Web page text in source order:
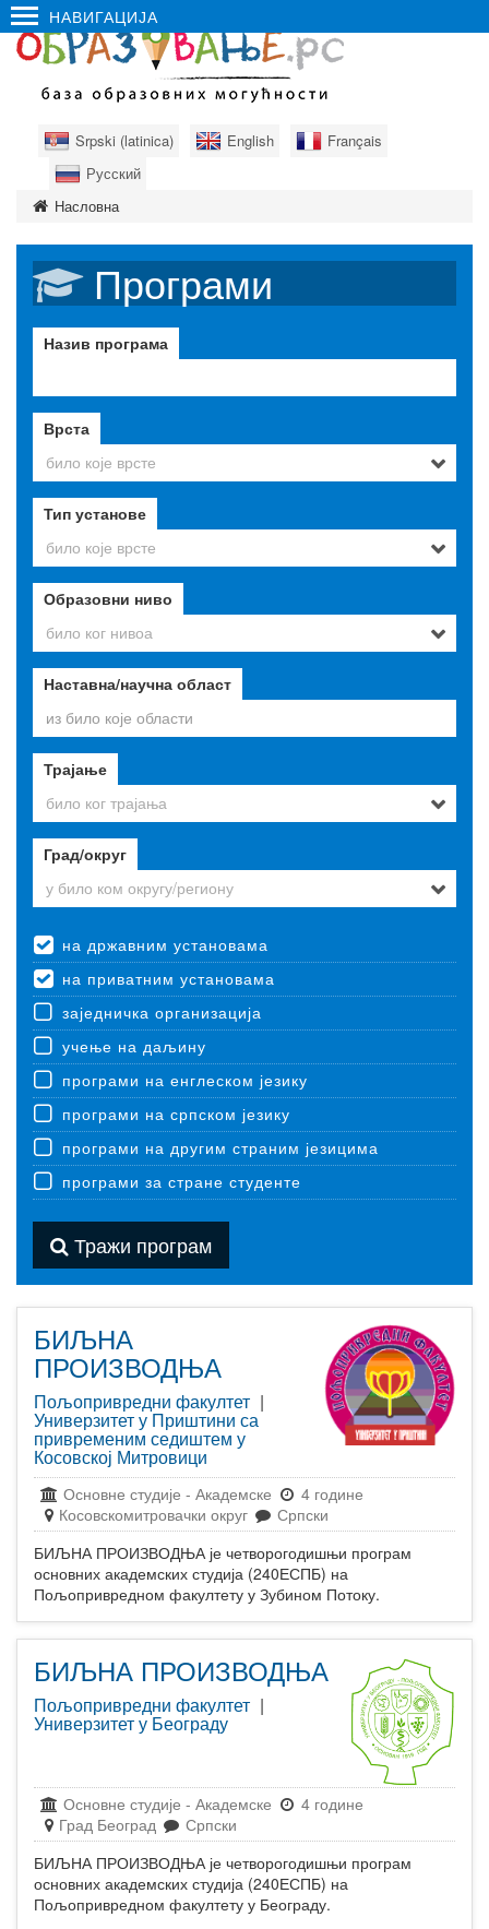
НАВИГАЦИЈА
Srpski (latinica) English
Français
Русский
Насловна
Програми
Назив програма
Врста
било које врсте
Тип установе
било које врсте
Образовни ниво
било ког нивоа
Наставна/научна област
Трајање
било ког трајања
Град/округ
у било ком округу/региону
на државним установама
на приватним установама
заједничка организација
учење на даљину
програми на енглеском језику
програми на српском језику
програми на другим страним језицима
програми за стране студенте
Тражи програм
БИЉНА
ПРОИЗВОДЊА
Пољопривредни факултет |
Универзитет у Приштини са
привременим седиштем у
Косовској Митровици
Основне студије - Академске
4 године
Косовскомитровачки округ
Српски
БИЉНА ПРОИЗВОДЊА је четворогодишњи програм
основних академских студија (240ЕСПБ) на
Пољопривредном факултету у Зубином Потоку.
БИЉНА ПРОИЗВОДЊА
Пољопривредни факултет |
Универзитет у Београду
Основне студије - Академске
4 године
Град Београд
Српски
БИЉНА ПРОИЗВОДЊА је четворогодишњи програм
основних академских студија (240ЕСПБ) на
Пољопривредном факултету у Београду.